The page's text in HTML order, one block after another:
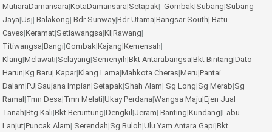
MutiaraDamansara|KotaDamansara|Setapak| Gombak|Subang|Subang
Jaya|Usj| Balakong| Bdr Sunway|Bdr Utama|Bangsar South| Batu
Caves|Keramat|Setiawangsa|Kl |Rawang|
Titiwangsa|Bangi|Gombak|Kajang|Kemensah|
Klang|Melawati|Selayang|Semenyih|Bkt Antarabangsa|Bkt Bintang|Dato
Harun|Kg Baru| Kapar|Klang Lama|Mahkota Cheras|Meru|Pantai
Dalam|PJ|Saujana Impian|Setapak|Shah Alam| Sg Long|Sg Merab|Sg
Ramal |Tmn Desa|Tmn Melati|Ukay Perdana|Wangsa Maju|Ejen Jual
Tanah|Btg Kali|Bkt Beruntung|Dengkil |Jeram| Banting|Kundang|Labu
Lanjut|Puncak Alam| Serendah|Sg Buloh|Ulu Yam Antara Gapi|Bkt